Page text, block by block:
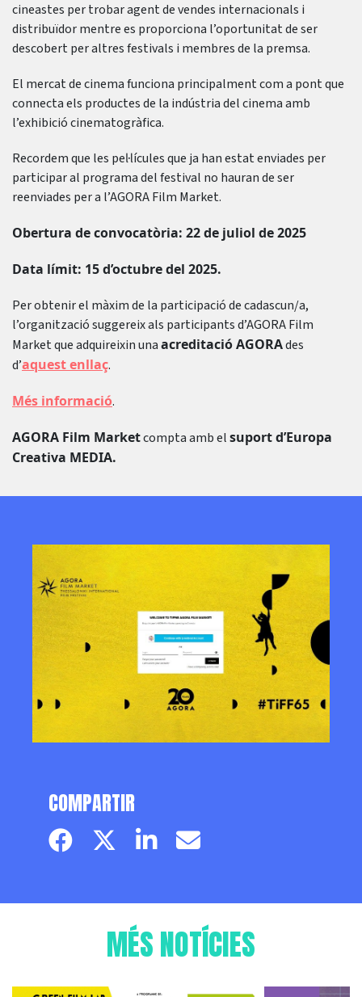
cineastes per trobar agent de vendes internacionals i
distribuïdor mentre es proporciona l’oportunitat de ser
descobert per altres festivals i membres de la premsa.
El mercat de cinema funciona principalment com a pont que
connecta els productes de la indústria del cinema amb
l’exhibició cinematogràfica.
Recordem que les pel·lícules que ja han estat enviades per
participar al programa del festival no hauran de ser
reenviades per a l’AGORA Film Market.
Obertura de convocatòria: 22 de juliol de 2025
Data límit: 15 d’octubre del 2025.
Per obtenir el màxim de la participació de cadascun/a,
l’organització suggereix als participants d’AGORA Film
Market que adquireixin unaacreditació AGORAdes
d’aquest enllaç.
Més informació.
AGORA Film Marketcompta amb elsuport d’Europa
Creativa MEDIA.
COMPARTIR
Facebook pageTwitter page
LinkedinEmail
MÉS NOTÍCIES